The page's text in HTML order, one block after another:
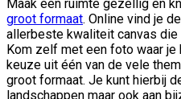
Maak een ruimte gezellig en
groot formaat. Online vind je
allerbeste kwaliteit canvas
Kom zelf met een foto waar je
keuze uit één van de vele
groot formaat. Je kunt hierbij
landschappen maar ook aan